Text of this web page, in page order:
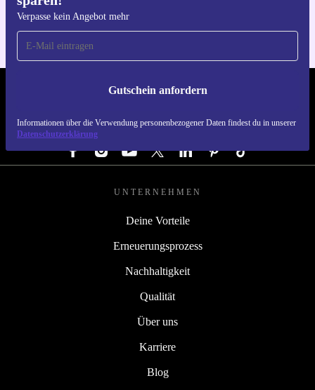
Verpasse kein Angebot mehr
Gutschein anfordern
Informationen über die Verwendung personenbezogener Daten findest du in unserer
Datenschutzerklärung
REFURBED ÖSTERREICH - RETHINK NEW.
FOLGE UNS
UNTERNEHMEN
Deine Vorteile
Erneuerungsprozess
Nachhaltigkeit
Qualität
Über uns
Karriere
Blog